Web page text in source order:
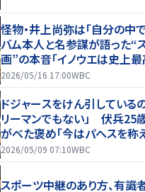
怪物・井上尚弥は「自分の中
バム本人と名参謀が語った“
画”の本音「イノウエは史上
いる」
2026/05/16 17:00WBC
ドジャースをけん引している
リーマンでもない」 伏兵25
がべた褒め「今はパヘスを称
2026/05/09 07:10WBC
スポーツ中継のあり方、有